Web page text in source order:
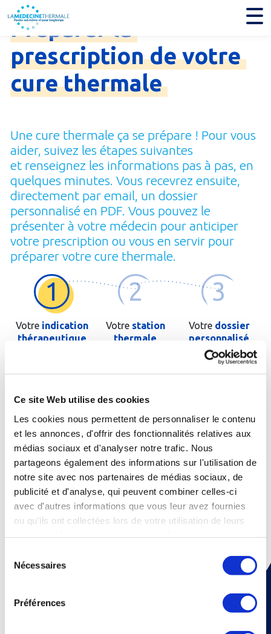
Ce site Web utilise des cookies
Les cookies nous permettent de personnaliser le contenu
et les annonces, d'offrir des fonctionnalités relatives aux
médias sociaux et d'analyser notre trafic. Nous
partageons également des informations sur l'utilisation de
notre site avec nos partenaires de médias sociaux, de
publicité et d'analyse, qui peuvent combiner celles-ci
avec d'autres informations que vous leur avez fournies
ou qu'ils ont collectées lors de votre utilisation de leurs
Nécessaires
Préférences
Préparer
prescriptiondevotre
curethermale
Une cure thermale ça se prépare ! Pour vous
aider, suivez les étapes suivantes
et renseignez les informations pas à pas, en
quelques minutes. Vous recevrez ensuite,
directement par email, un dossier
personnalisé en PDF. Vous pouvez le
présenter à votre médecin pour anticiper
votre prescription ou vous en servir pour
préparer votre cure thermale.
1
Votre indication
thérapeutique
2
Votre station
thermale
3
Votre dossier
personnalisé
Saisissez les premières lettres de votre pathologie ou de
Cochez cette case si le patient est un enfant
Passer à l'étape suivante